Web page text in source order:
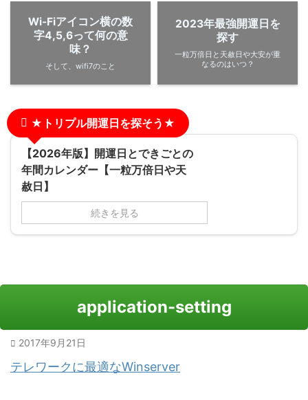
Wi-Fiアイコン横の数
字4,5,6って何の意
味？
そして、wifi7のこと
2023年最強開運日を
探す
一粒万倍日と天赦日や大安が重
なるのはいつ？
★トリプル開運日を探そう★
【2026年版】開運日とできごとの
年間カレンダー【一粒万倍日や天
赦日】
続きを見る
application-setting
2017年9月21日
テレワークに最適なWinserver